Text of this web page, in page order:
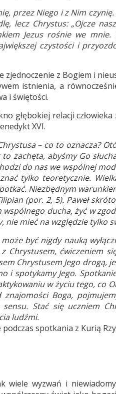
przez Niego i z Nim
lecz Chrystus: „Ojcze
Jezus rośnie we mnie.
czystości i
zjednoczenie z Bogiem i
istnienia, a
i świętości.
głębokiej relacji
XVI.
– co to oznacza?
to zachęta, abyśmy Go
do nas we wspólnej
tylko teoretycznie.
Niezbędnym
(por. 2, 5). Paweł
ducha, żyć w
nie mieć na względzie tylko
być nigdy nauką
Chrystusem, ćwiczeniem
Chrystusem Jego drogą,
i spotykamy Jego.
w życiu tego, co
znajomości Boga,
Stać się uczniem
ludźmi.
spotkania z Kurią
wiele wyzwań i